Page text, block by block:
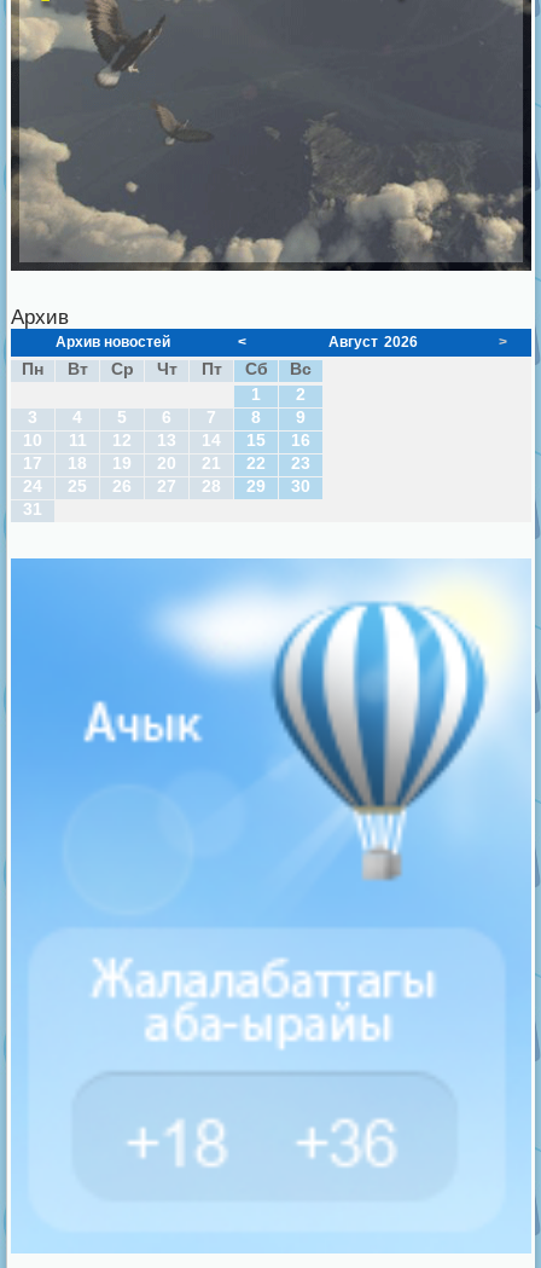
Архив
Архив новостей < Август 2026 >
Пн Вт Ср Чт Пт Сб
Вс
1
2
3
4 5 6 7 8
9
10
11 12 13 14 15
16
17
18 19 20 21 22
23
24
25 26 27 28 29
30
31